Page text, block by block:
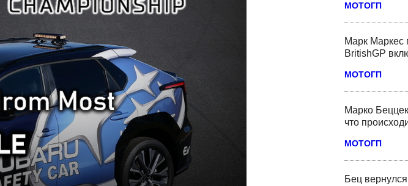
МОТОГП
Марк Маркес
BritishGP
МОТОГП
Марко
что
МОТОГП
Бец